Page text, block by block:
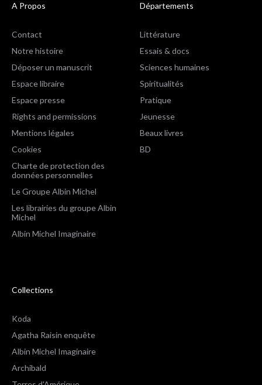
A Propos
Contact
Notre histoire
Déposer un manuscrit
Espace libraire
Espace presse
Rights and permissions
Mentions légales
Cookies
Charte de protection des
données personnelles
Le Groupe Albin Michel
Les librairies du groupe Albin
Michel
Albin Michel Imaginaire
Départements
Littérature
Essais & docs
Sciences humaines
Spiritualités
Pratique
Jeunesse
Beaux livres
BD
Collections
Koda
Agatha Raisin enquête
Albin Michel Imaginaire
Archibald